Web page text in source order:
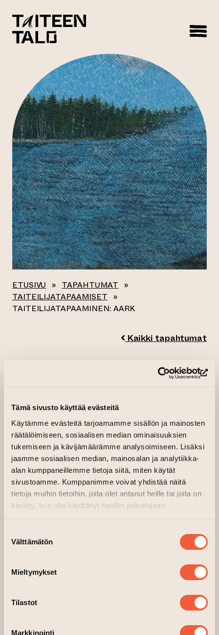
Tämä sivusto käyttää evästeitä
Käytämme evästeitä tarjoamamme sisällön ja mainosten
räätälöimiseen, sosiaalisen median ominaisuuksien
tukemiseen ja kävijämäärämme analysoimiseen. Lisäksi
jaamme sosiaalisen median, mainosalan ja analytiikka-
alan kumppaneillemme tietoja siitä, miten käytät
sivustoamme. Kumppanimme voivat yhdistää näitä
tietoja muihin tietoihin, joita olet antanut heille tai joita on
kerätty, kun olet käyttänyt heidän palvelujaan.
valinta
Välttämätön
Mieltymykset
Tilastot
Markkinointi
ETUSIVU » TAPAHTUMAT »
TAITEILIJATAPAAMISET »
TAITEILIJATAPAAMINEN: AARK
Kaikki tapahtumat
TAITEILIJATAPAAMI
NEN: AARK
11.10.2025 klo 15.00—17.00
Galleria Aski, 1.kerros, Konttori (F)
Järjestäjä:Galleria Aski(siirtyy toiseen
Korppoon saarella toimiva kansainvälinen
AARK-taiteilijaresidenssi täyttää 10 vuotta ja
juhlistaa merkkivuottaanAARK 10 Dialog-
näyttelyllä ja esittää otteita residenssissä
työskennelleiden taiteilijoiden tuotannosta ja
Askissa
10.-26.10.2025. Näyttelyn yhteydessä
järjestetään taiteilijatapaaminen lauantaina
11.10. klo 15 ja keskustelutilaisuus klo 16 alkaen,
moderaattorina taiteilija Anneli Holmström.